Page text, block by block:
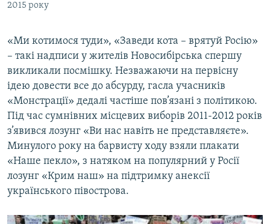
2015 року
«Ми котимося туди», «Заведи кота ­– врятуй Росію»
– такі надписи у жителів Новосибірська спершу
викликали посмішку. Незважаючи на первісну
ідею довести все до абсурду, гасла учасників
«Монстрації» дедалі частіше пов’язані з політикою.
Під час сумнівних місцевих виборів 2011-2012 років
з’явився лозунг «Ви нас навіть не представляєте».
Минулого року на барвисту ходу взяли плакати
«Наше пекло», з натяком на популярний у Росії
лозунг «Крим наш» на підтримку анексії
українського півострова.